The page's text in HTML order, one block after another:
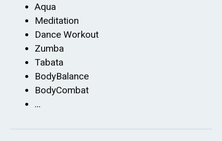
Aqua
Meditation
Dance Workout
Zumba
Tabata
BodyBalance
BodyCombat
...